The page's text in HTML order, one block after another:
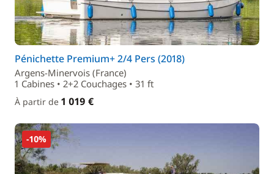
Pénichette Premium+ 2/4 Pers (2018)
Argens-Minervois (France)
1 Cabines • 2+2 Couchages • 31 ft
À partir de 1 019 €
-10%